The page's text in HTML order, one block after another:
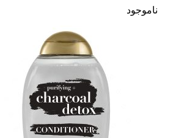
ناموجود